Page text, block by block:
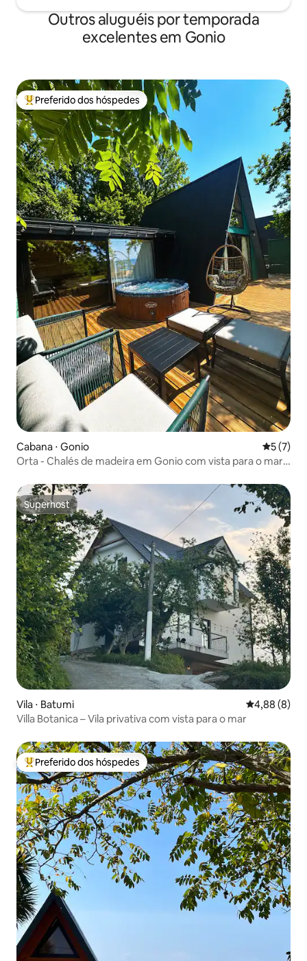
Outros aluguéis por temporada
excelentes em Gonio
Entre os melhores preferidos dos hóspedes
Preferido dos hóspedes
Cabana ⋅ Gonio 5 de
5 (7)
Orta - Chalés de madeira em Gonio com vista para o mar
Superhost
Superhost
Vila ⋅ Batumi 4,88 de uma
4,88 (8)
Villa Botanica – Vila privativa com vista para o mar
Entre os melhores preferidos dos hóspedes
Preferido dos hóspedes